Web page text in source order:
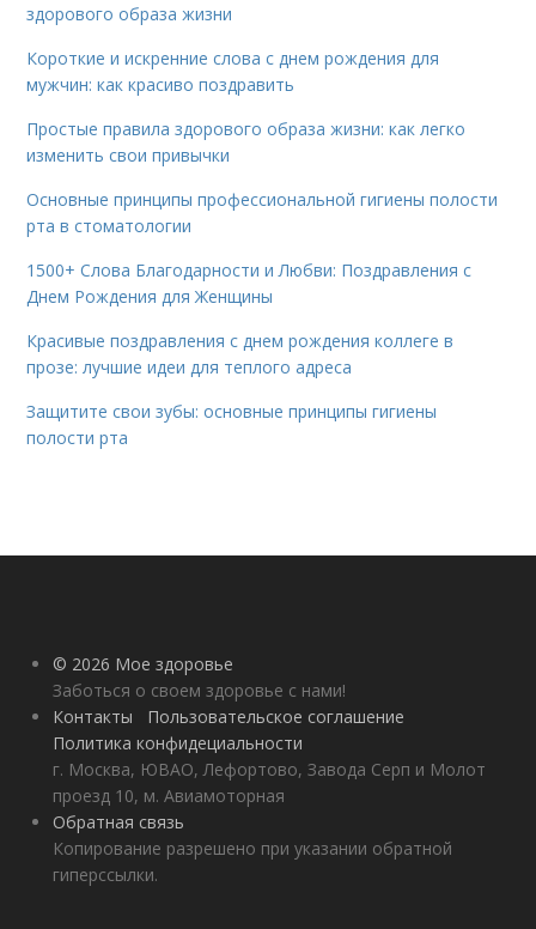
здорового образа жизни
Короткие и искренние слова с днем рождения для
мужчин: как красиво поздравить
Простые правила здорового образа жизни: как легко
изменить свои привычки
Основные принципы профессиональной гигиены полости
рта в стоматологии
1500+ Слова Благодарности и Любви: Поздравления с
Днем Рождения для Женщины
Красивые поздравления с днем рождения коллеге в
прозе: лучшие идеи для теплого адреса
Защитите свои зубы: основные принципы гигиены
полости рта
© 2026 Мое здоровье
Заботься о своем здоровье с нами!
Контакты
Пользовательское соглашение
Политика конфидециальности
г. Москва, ЮВАО, Лефортово, Завода Серп и Молот
проезд 10, м. Авиамоторная
Обратная связь
Копирование разрешено при указании обратной
гиперссылки.